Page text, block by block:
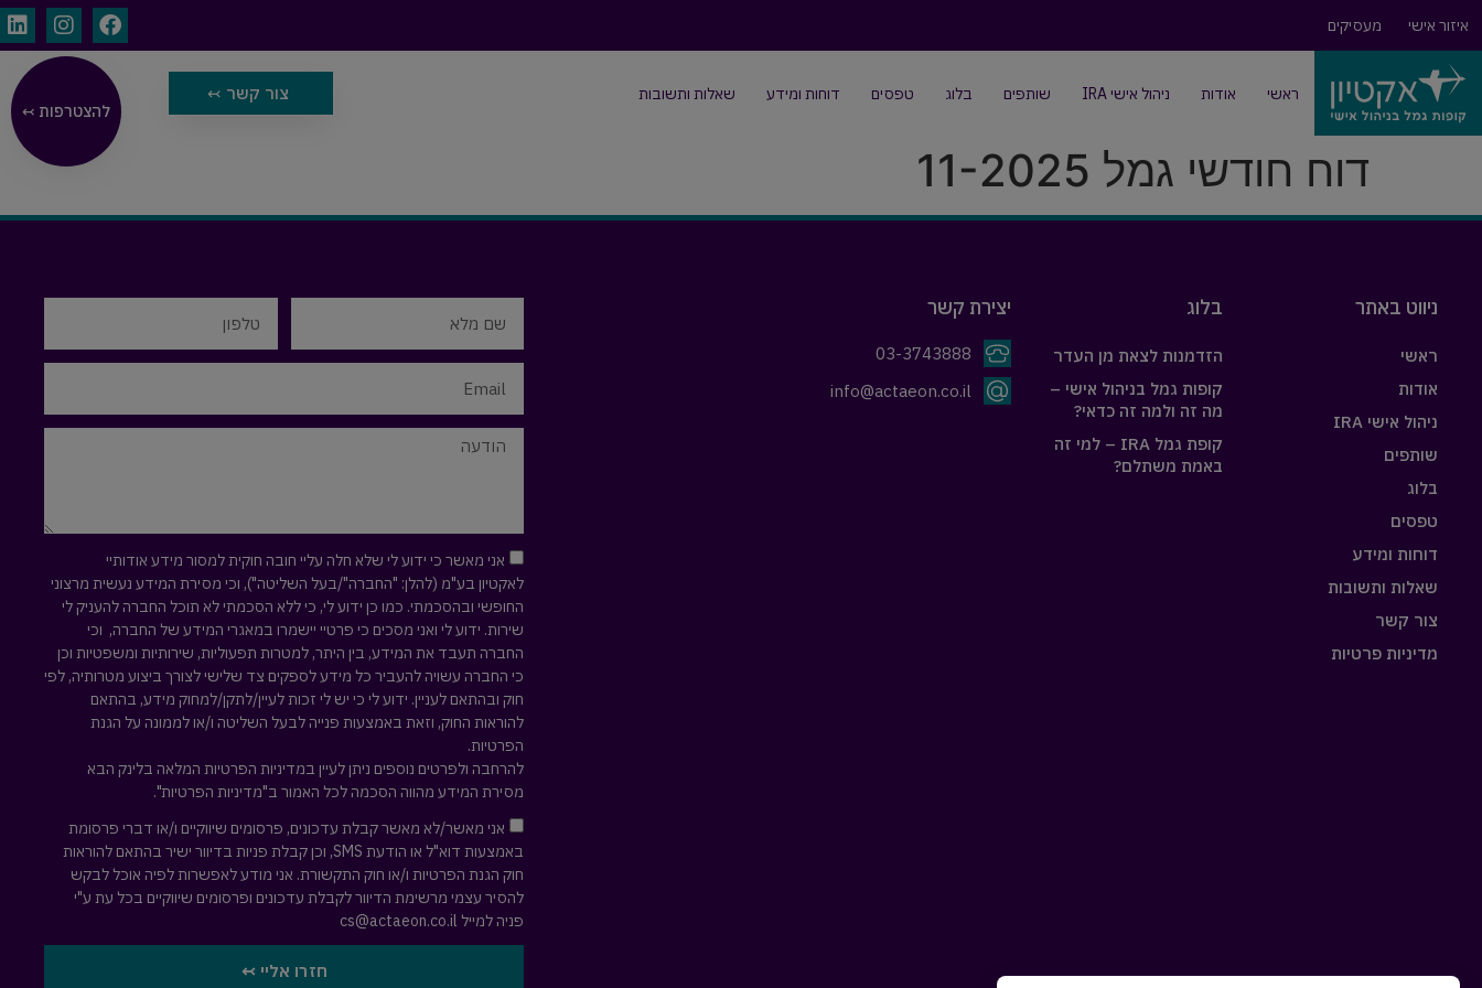
איזור אישי מעסיקים
ראשי אודות ניהול אישי IRA שותפים בלוג טפסים דוחות ומידע שאלות ותשובות צור קשר ↢
להצטרפות ↢
דוח חודשי גמל 11-2025
ניווט באתר
ראשי
אודות
ניהול אישי IRA
שותפים
בלוג
טפסים
דוחות ומידע
שאלות ותשובות
צור קשר
מדיניות פרטיות
בלוג
הזדמנות לצאת מן העדר
קופות גמל בניהול אישי –
מה זה ולמה זה כדאי?
קופת גמל IRA – למי זה
באמת משתלם?
יצירת קשר
03-3743888
info@actaeon.co.il
אני מאשר כי ידוע לי שלא חלה עליי חובה חוקית למסור מידע אודותיי
לאקטיון בע"מ (להלן: "החברה"/בעל השליטה"), וכי מסירת המידע נעשית מרצוני
החופשי ובהסכמתי. כמו כן ידוע לי, כי ללא הסכמתי לא תוכל החברה להעניק לי
שירות. ידוע לי ואני מסכים כי פרטיי יישמרו במאגרי המידע של החברה, וכי
החברה תעבד את המידע, בין היתר, למטרות תפעוליות, שירותיות ומשפטיות וכן
כי החברה עשויה להעביר כל מידע לספקים צד שלישי לצורך ביצוע מטרותיה, לפי
חוק ובהתאם לעניין. ידוע לי כי יש לי זכות לעיין/לתקן/למחוק מידע, בהתאם
להוראות החוק, וזאת באמצעות פנייה לבעל השליטה ו/או לממונה על הגנת
הפרטיות.
להרחבה ולפרטים נוספים ניתן לעיין במדיניות הפרטיות המלאה בלינק הבא
מסירת המידע מהווה הסכמה לכל האמור ב"מדיניות הפרטיות".
אני מאשר/לא מאשר קבלת עדכונים, פרסומים שיווקיים ו/או דברי פרסומת
באמצעות דוא"ל או הודעת SMS, וכן קבלת פניות בדיוור ישיר בהתאם להוראות
חוק הגנת הפרטיות ו/או חוק התקשורת. אני מודע לאפשרות לפיה אוכל לבקש
להסיר עצמי מרשימת הדיוור לקבלת עדכונים ופרסומים שיווקיים בכל עת ע"י
פניה למייל cs@actaeon.co.il
חזרו אליי ↢